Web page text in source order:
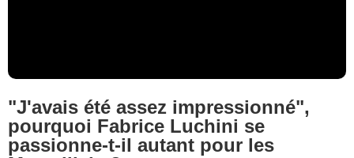
"J'avais été assez impressionné",
pourquoi Fabrice Luchini se
passionne-t-il autant pour les